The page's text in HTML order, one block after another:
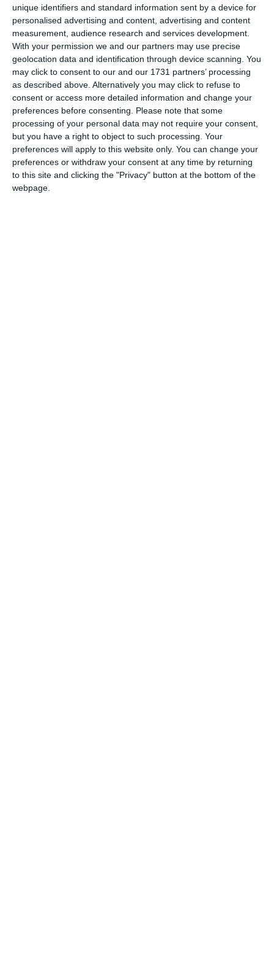
unique identifiers and standard information sent by a device for
personalised advertising and content, advertising and content
measurement, audience research and services development.
With your permission we and our partners may use precise
geolocation data and identification through device scanning. You
may click to consent to our and our 1731 partners’ processing
as described above. Alternatively you may click to refuse to
consent or access more detailed information and change your
preferences before consenting.
Please note that some
processing of your personal data may not require your consent,
but you have a right to object to such processing. Your
preferences will apply to this website only. You can change your
preferences or withdraw your consent at any time by returning
to this site and clicking the "Privacy" button at the bottom of the
webpage.
COMENTARII
Nume
Email